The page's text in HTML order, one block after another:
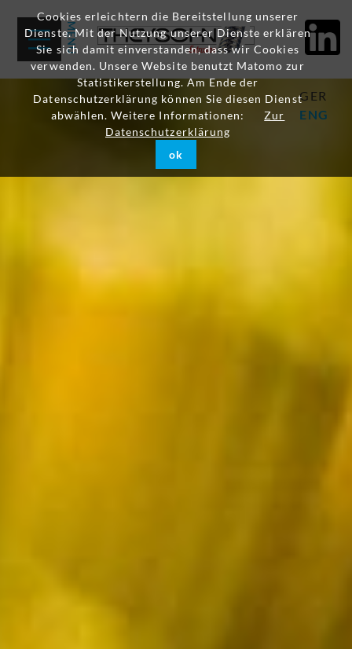
Cookies erleichtern die Bereitstellung unserer
Dienste. Mit der Nutzung unserer Dienste erklären
Sie sich damit einverstanden, dass wir Cookies
verwenden. Unsere Website benutzt Matomo zur
Statistikerstellung. Am Ende der
Datenschutzerklärung können Sie diesen Dienst
abwählen. Weitere Informationen:
Zur
Datenschutzerklärung
ok
GER
ENG